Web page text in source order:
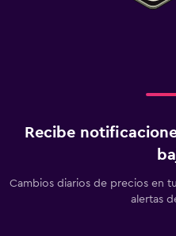
Recibe
Cambios diarios de precios en
alertas